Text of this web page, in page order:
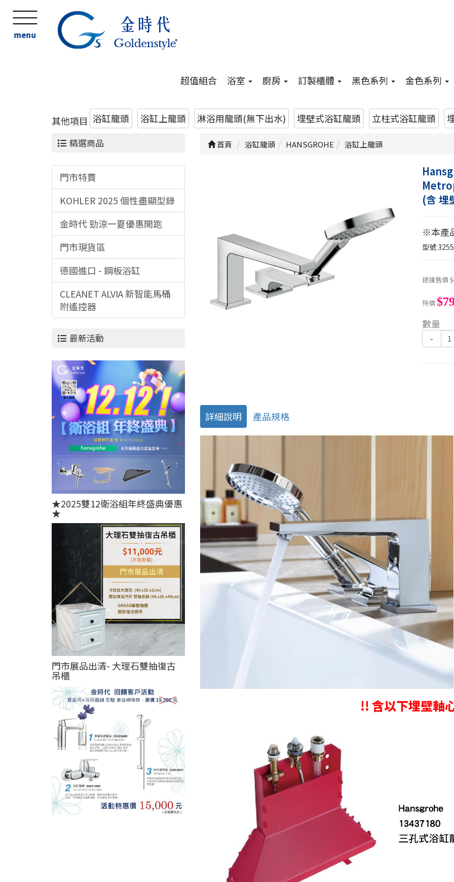
menu
超值組合 浴室 廚房 訂製櫃體 黑色系列 金色系列
其他項目 浴缸龍頭 浴缸上龍頭 淋浴用龍頭(無下出水) 埋壁式浴缸龍頭 立柱式浴缸龍頭
精選商品
門市特賣
KOHLER 2025 個性盡顯型錄
金時代 勁涼一夏優惠開跑
門市現貨區
德國進口 - 鋼板浴缸
CLEANET ALVIA 新智能馬桶
附遙控器
最新活動
★2025雙12衛浴組年終盛典優惠
★
門市展品出清- 大理石雙抽復古
吊櫃
首頁 浴缸龍頭 HANSGROHE 浴缸上龍頭
(含 埋
※本產
型號
建議售價
特價
數量
-
詳細說明 產品規格
!! 含以下埋壁軸